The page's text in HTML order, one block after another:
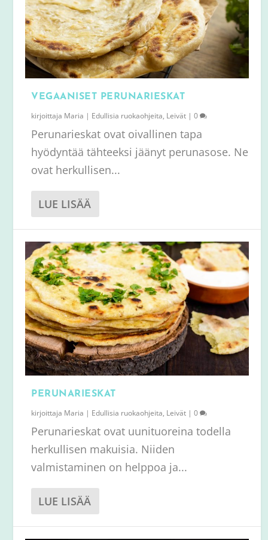
VEGAANISET PERUNARIESKAT
kirjoittaja Maria | Edullisia ruokaohjeita, Leivät |0
Perunarieskat ovat oivallinen tapa
hyödyntää tähteeksi jäänyt perunasose. Ne
ovat herkullisen...
LUE LISÄÄ
PERUNARIESKAT
kirjoittaja Maria | Edullisia ruokaohjeita, Leivät |0
Perunarieskat ovat uunituoreina todella
herkullisen makuisia. Niiden
valmistaminen on helppoa ja...
LUE LISÄÄ